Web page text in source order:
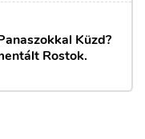
Küzd?
Rostok.